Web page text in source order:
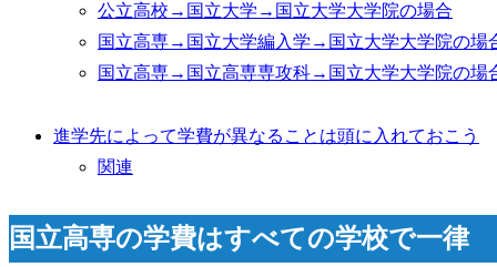
公立高校→国立大学→国立大学大学院の場合
国立高専→国立大学編入学→国立大学大学院の場
国立高専→国立高専専攻科→国立大学大学院の場
進学先によって学費が異なることは頭に入れておこう
関連
国立高専の学費はすべての学校で一律